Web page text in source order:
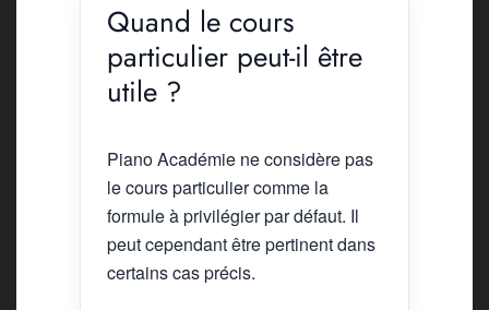
Quand le cours
particulier peut-il être
utile ?
Piano Académie ne considère pas
le cours particulier comme la
formule à privilégier par défaut. Il
peut cependant être pertinent dans
certains cas précis.